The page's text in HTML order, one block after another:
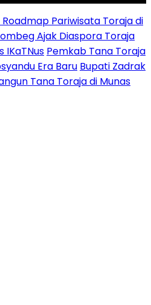
Pariwisata Toraja di
Ajak Diaspora Toraja
IKaTNus Pemkab Tana Toraja
Era Baru Bupati Zadrak
Tana Toraja di Munas